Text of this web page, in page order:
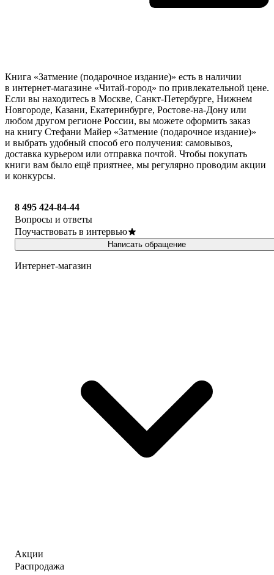
Книга «Затмение (подарочное издание)» есть в наличии
в интернет-магазине «Читай-город» по привлекательной цене.
Если вы находитесь в Москве, Санкт-Петербурге, Нижнем
Новгороде, Казани, Екатеринбурге, Ростове-на-Дону или
любом другом регионе России, вы можете оформить заказ
на книгу Стефани Майер «Затмение (подарочное издание)»
и выбрать удобный способ его получения: самовывоз,
доставка курьером или отправка почтой. Чтобы покупать
книги вам было ещё приятнее, мы регулярно проводим акции
и конкурсы.
8 495 424-84-44
Вопросы и ответы
Поучаствовать в интервью
Написать обращение
Интернет-магазин
Акции
Распродажа